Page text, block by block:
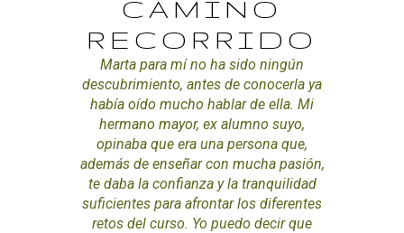
CAMINO
RECORRIDO
Marta para mí no ha sido ningún
descubrimiento, antes de conocerla ya
había oído mucho hablar de ella. Mi
hermano mayor, ex alumno suyo,
opinaba que era una persona que,
además de enseñar con mucha pasión,
te daba la confianza y la tranquilidad
suficientes para afrontar los diferentes
retos del curso. Yo puedo decir que